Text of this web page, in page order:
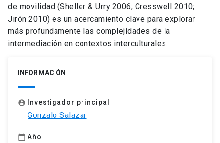
de movilidad (Sheller & Urry 2006; Cresswell 2010;
Jirón 2010) es un acercamiento clave para explorar
más profundamente las complejidades de la
intermediación en contextos interculturales.
INFORMACIÓN
account_circle Investigador principal
Gonzalo Salazar
calendar_today Año